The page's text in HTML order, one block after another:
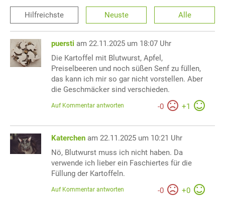
Hilfreichste Neuste Alle
puersti am 22.11.2025 um 18:07 Uhr
Die Kartoffel mit Blutwurst, Apfel,
Preiselbeeren und noch süßen Senf zu füllen,
das kann ich mir so gar nicht vorstellen. Aber
die Geschmäcker sind verschieden.
-0 +1
Auf Kommentar antworten
Katerchen am 22.11.2025 um 10:21 Uhr
Nö, Blutwurst muss ich nicht haben. Da
verwende ich lieber ein Faschiertes für die
Füllung der Kartoffeln.
-0 +0
Auf Kommentar antworten